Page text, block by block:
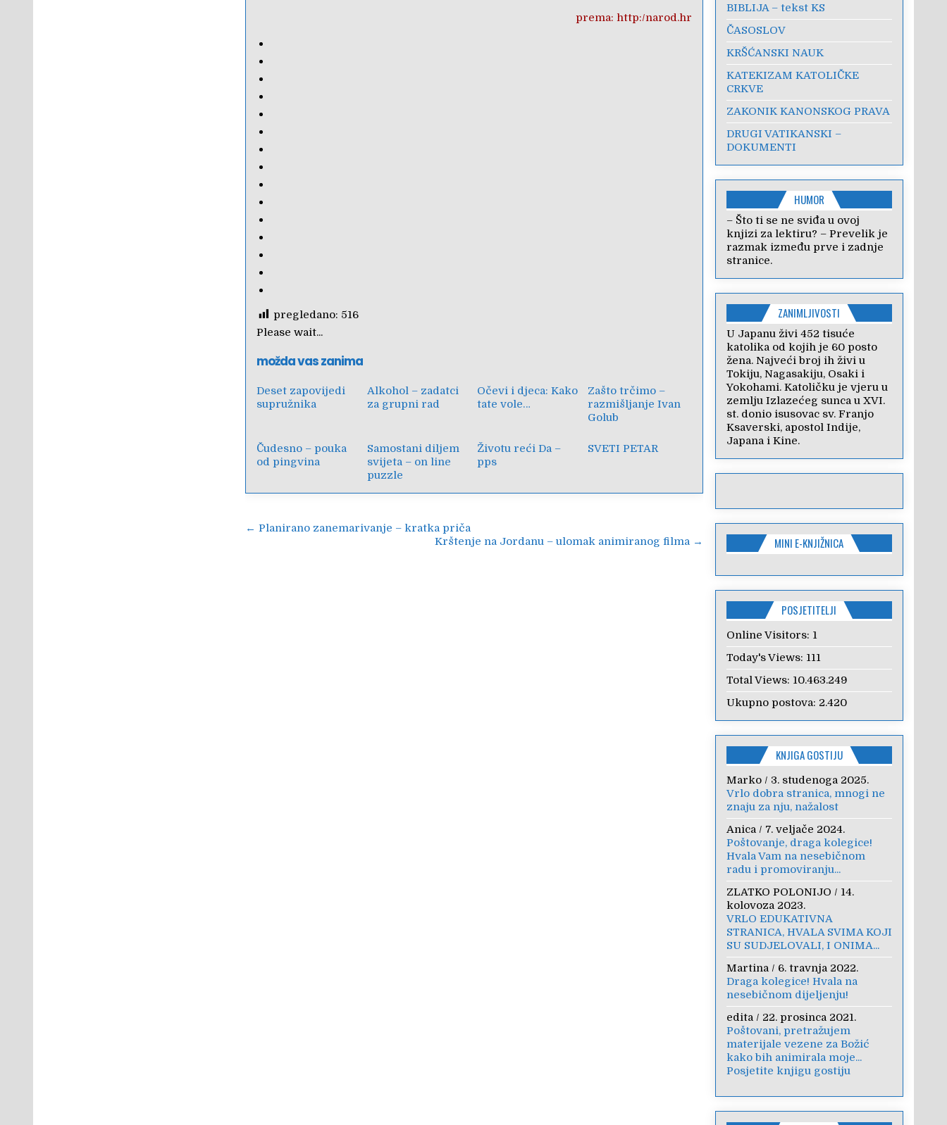
prema: http:/narod.hr
pregledano: 516
Please wait...
možda vas zanima
Deset zapovijedi
supružnika
Alkohol – zadatci
za grupni rad
Očevi i djeca: Kako
tate vole…
Zašto trčimo –
razmišljanje Ivan
Golub
Čudesno – pouka
od pingvina
Samostani diljem
svijeta – on line
puzzle
Životu reći Da –
pps
SVETI PETAR
Navigacija
← Planirano zanemarivanje – kratka priča
Krštenje na Jordanu – ulomak animiranog filma →
BIBLIJA – tekst KS
ČASOSLOV
KRŠĆANSKI NAUK
KATEKIZAM KATOLIČKE
CRKVE
ZAKONIK KANONSKOG PRAVA
DRUGI VATIKANSKI –
DOKUMENTI
HUMOR
– Što ti se ne sviđa u ovoj
knjizi za lektiru? – Prevelik je
razmak između prve i zadnje
stranice.
ZANIMLJIVOSTI
U Japanu živi 452 tisuće
katolika od kojih je 60 posto
žena. Najveći broj ih živi u
Tokiju, Nagasakiju, Osaki i
Yokohami. Katoličku je vjeru u
zemlju Izlazećeg sunca u XVI.
st. donio isusovac sv. Franjo
Ksaverski, apostol Indije,
Japana i Kine.
MINI E-KNJIŽNICA
POSJETITELJI
Online Visitors: 1
Today's Views: 111
Total Views: 10.463.249
Ukupno postova: 2.420
KNJIGA GOSTIJU
Marko/ 3. studenoga 2025.
Vrlo dobra stranica, mnogi ne
znaju za nju, nažalost
Anica/ 7. veljače 2024.
Poštovanje, draga kolegice!
Hvala Vam na nesebičnom
radu i promoviranju...
ZLATKO POLONIJO / 14.
kolovoza 2023.
VRLO EDUKATIVNA
STRANICA, HVALA SVIMA KOJI
SU SUDJELOVALI, I ONIMA...
Martina/ 6. travnja 2022.
Draga kolegice! Hvala na
nesebičnom dijeljenju!
edita/ 22. prosinca 2021.
Poštovani, pretražujem
materijale vezene za Božić
kako bih animirala moje...
Posjetite knjigu gostiju